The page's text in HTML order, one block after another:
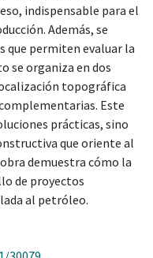
indispensable para el
Además, se
que permiten evaluar la
se organiza en dos
topográfica
Este
prácticas, sino
que oriente al
demuestra cómo la
de proyectos
al petróleo.